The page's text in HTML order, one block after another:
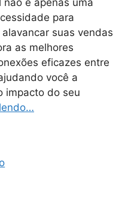
é apenas uma
para
suas vendas
as melhores
eficazes entre
você a
impacto do seu